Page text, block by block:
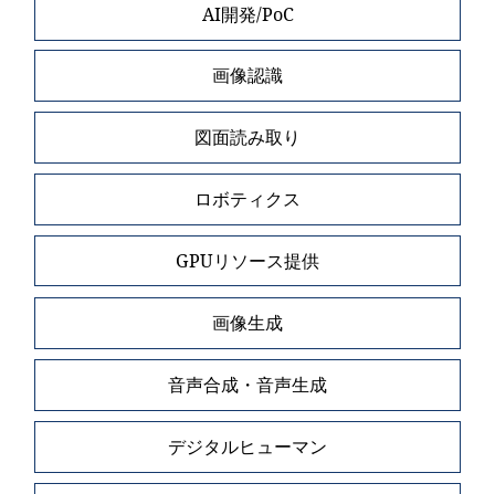
AI開発/PoC
画像認識
図面読み取り
ロボティクス
GPUリソース提供
画像生成
音声合成・音声生成
デジタルヒューマン